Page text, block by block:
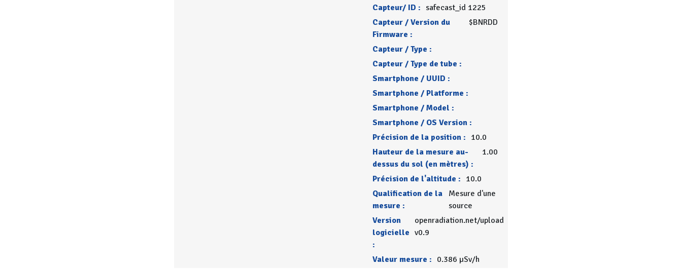
Capteur/ ID : safecast_id 1225
Capteur / Version du
Firmware :
$BNRDD
Capteur / Type :
Capteur / Type de tube :
Smartphone / UUID :
Smartphone / Platforme :
Smartphone / Model :
Smartphone / OS Version :
Précision de la position : 10.0
Hauteur de la mesure au-
dessus du sol (en mètres) :
1.00
Précision de l'altitude : 10.0
Qualification de la
mesure :
Mesure d'une
source
Version
logicielle
:
openradiation.net/upload
v0.9
Valeur mesure : 0.386 µSv/h